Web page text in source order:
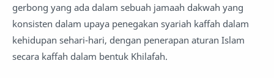
gerbong yang ada dalam sebuah jamaah dakwah yang
konsisten dalam upaya penegakan syariah kaffah dalam
kehidupan sehari-hari, dengan penerapan aturan Islam
secara kaffah dalam bentuk Khilafah.